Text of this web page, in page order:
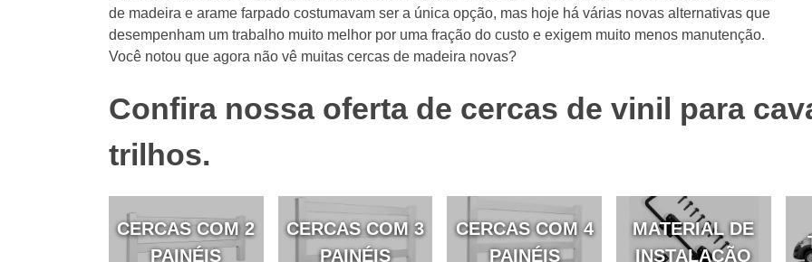
de madeira e arame farpado costumavam ser a única opção, mas hoje há várias novas alternativas que
desempenham um trabalho muito melhor por uma fração do custo e exigem muito menos manutenção.
Você notou que agora não vê muitas cercas de madeira novas?
Confira nossa oferta de cercas de vinil para
trilhos.
CERCAS COM 2
PAINÉIS
CERCAS COM 3
PAINÉIS
CERCAS COM 4
PAINÉIS
MATERIAL DE
INSTALAÇÃO